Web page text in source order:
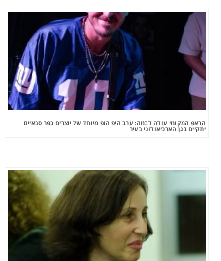
הראפ המקומי עולה לבמה: ערב היפ הופ מיוחד של יוצרים כפר סבאיים
יתקיים בגן הארכיאולוגי בעיר